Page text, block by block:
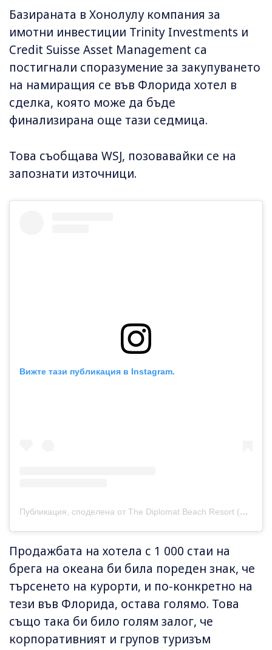
Базираната в Хонолулу компания за
имотни инвестиции Trinity Investments и
Credit Suisse Asset Management са
постигнали споразумение за закупуването
на намиращия се във Флорида хотел в
сделка, която може да бъде
финализирана още тази седмица.
Това съобщава WSJ, позовавайки се на
запознати източници.
Вижте тази публикация в Instagram.
Публикация, споделена от The Diplomat Beach Resort (@diplomatbeachresort)
Продажбата на хотела с 1 000 стаи на
брега на океана би била пореден знак, че
търсенето на курорти, и по-конкретно на
тези във Флорида, остава голямо. Това
също така би било голям залог, че
корпоративният и групов туризъм